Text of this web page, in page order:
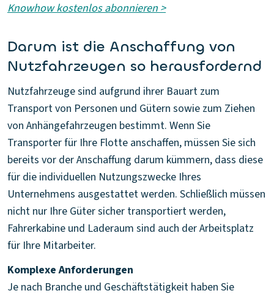
Knowhow kostenlos abonnieren >
Darum ist die Anschaffung von
Nutzfahrzeugen so herausfordernd
Nutzfahrzeuge sind aufgrund ihrer Bauart zum
Transport von Personen und Gütern sowie zum Ziehen
von Anhängefahrzeugen bestimmt. Wenn Sie
Transporter für Ihre Flotte anschaffen, müssen Sie sich
bereits vor der Anschaffung darum kümmern, dass diese
für die individuellen Nutzungszwecke Ihres
Unternehmens ausgestattet werden. Schließlich müssen
nicht nur Ihre Güter sicher transportiert werden,
Fahrerkabine und Laderaum sind auch der Arbeitsplatz
für Ihre Mitarbeiter.
Komplexe Anforderungen
Je nach Branche und Geschäftstätigkeit haben Sie